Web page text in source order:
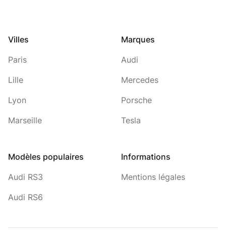
Villes
Paris
Lille
Lyon
Marseille
Modèles populaires
Audi RS3
Audi RS6
Marques
Audi
Mercedes
Porsche
Tesla
Informations
Mentions légales